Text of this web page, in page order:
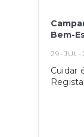
Bem-
29-JUL-
Cuidar